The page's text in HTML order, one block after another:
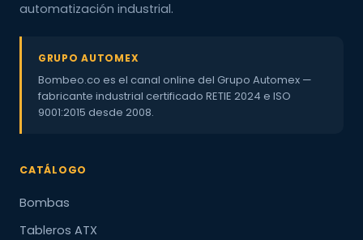
automatización industrial.
GRUPO AUTOMEX
Bombeo.co es el canal online del Grupo Automex —
fabricante industrial certificado RETIE 2024 e ISO
9001:2015 desde 2008.
CATÁLOGO
Bombas
Tableros ATX